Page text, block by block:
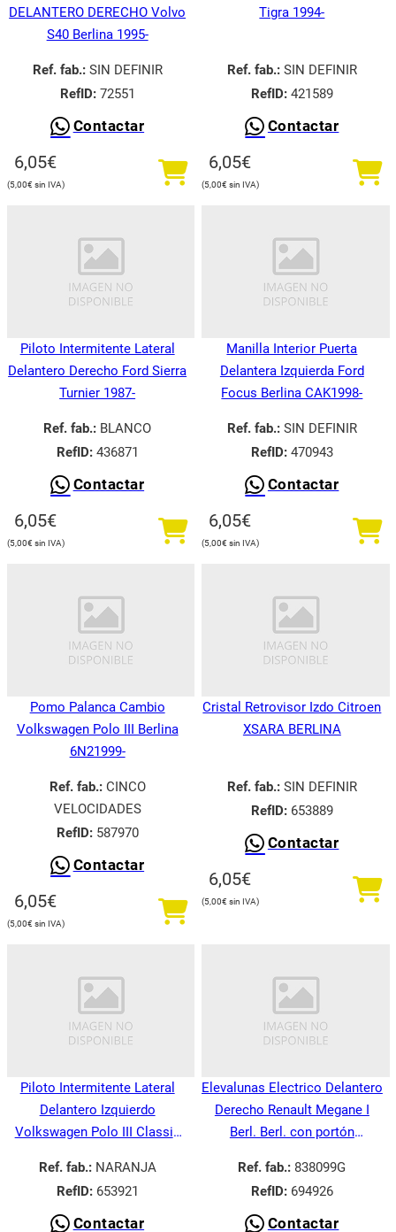
DELANTERO DERECHO Volvo
S40 Berlina 1995-
Ref. fab.:SIN DEFINIR
RefID:72551
Contactar
6,05€
5,00€
Tigra 1994-
Ref. fab.:SIN DEFINIR
RefID:421589
Contactar
6,05€
5,00€
Piloto Intermitente Lateral
Delantero Derecho Ford Sierra
Turnier 1987-
Ref. fab.: BLANCO
RefID:436871
Contactar
6,05€
5,00€
Manilla Interior Puerta
Delantera Izquierda Ford
Focus Berlina CAK1998-
Ref. fab.:SIN DEFINIR
RefID:470943
Contactar
6,05€
5,00€
Pomo Palanca Cambio
Volkswagen Polo III Berlina
6N21999-
Ref. fab.:CINCO
VELOCIDADES
RefID:587970
Contactar
6,05€
5,00€
Cristal Retrovisor Izdo Citroen
XSARA BERLINA
Ref. fab.:SIN DEFINIR
RefID:653889
Contactar
6,05€
5,00€
Piloto Intermitente Lateral
Delantero Izquierdo
Volkswagen Polo III Classic
Ref. fab.:NARANJA
RefID:653921
Contactar
Elevalunas Electrico Delantero
Derecho Renault Megane I
Berl. Berl. con portón
Ref. fab.: 838099G
RefID:694926
Contactar